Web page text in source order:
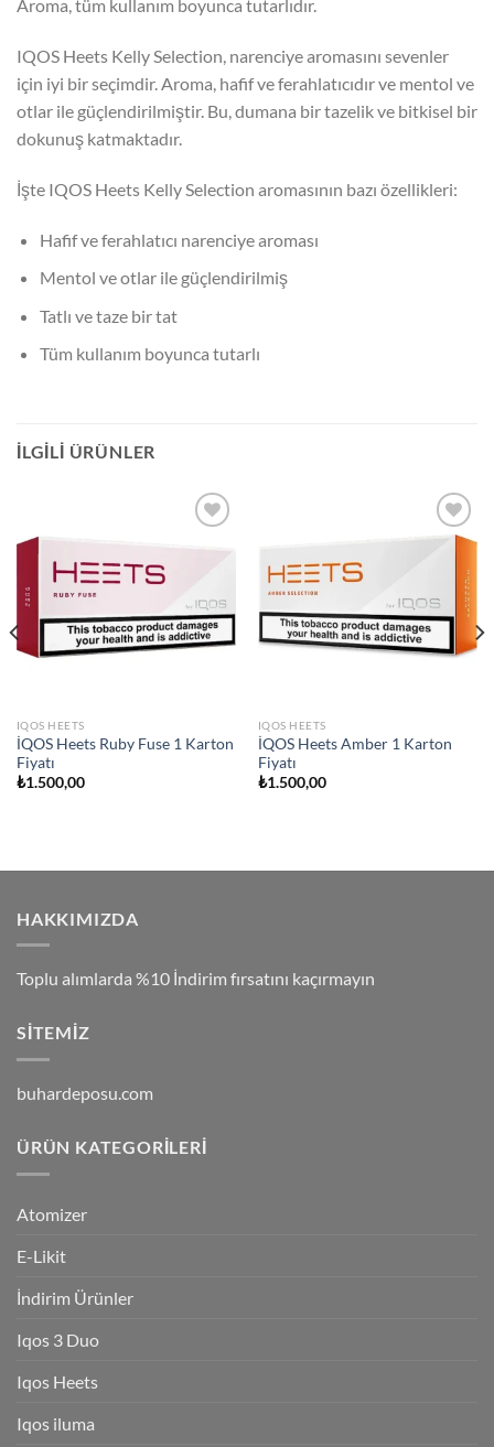
Aroma, tüm kullanım boyunca tutarlıdır.
IQOS Heets Kelly Selection, narenciye aromasını sevenler
için iyi bir seçimdir. Aroma, hafif ve ferahlatıcıdır ve mentol ve
otlar ile güçlendirilmiştir. Bu, dumana bir tazelik ve bitkisel bir
dokunuş katmaktadır.
İşte IQOS Heets Kelly Selection aromasının bazı özellikleri:
Hafif ve ferahlatıcı narenciye aroması
Mentol ve otlar ile güçlendirilmiş
Tatlı ve taze bir tat
Tüm kullanım boyunca tutarlı
İLGILI ÜRÜNLER
IQOS HEETS
İQOS Heets Ruby Fuse 1 Karton
Fiyatı
₺1.500,00
Add to
IQOS HEETS
İQOS Heets Amber 1 Karton
Fiyatı
₺1.500,00
HAKKIMIZDA
Toplu alımlarda %10 İndirim fırsatını kaçırmayın
SITEMIZ
buhardeposu.com
ÜRÜN KATEGORILERI
Atomizer
E-Likit
İndirim Ürünler
Iqos 3 Duo
Iqos Heets
Iqos iluma